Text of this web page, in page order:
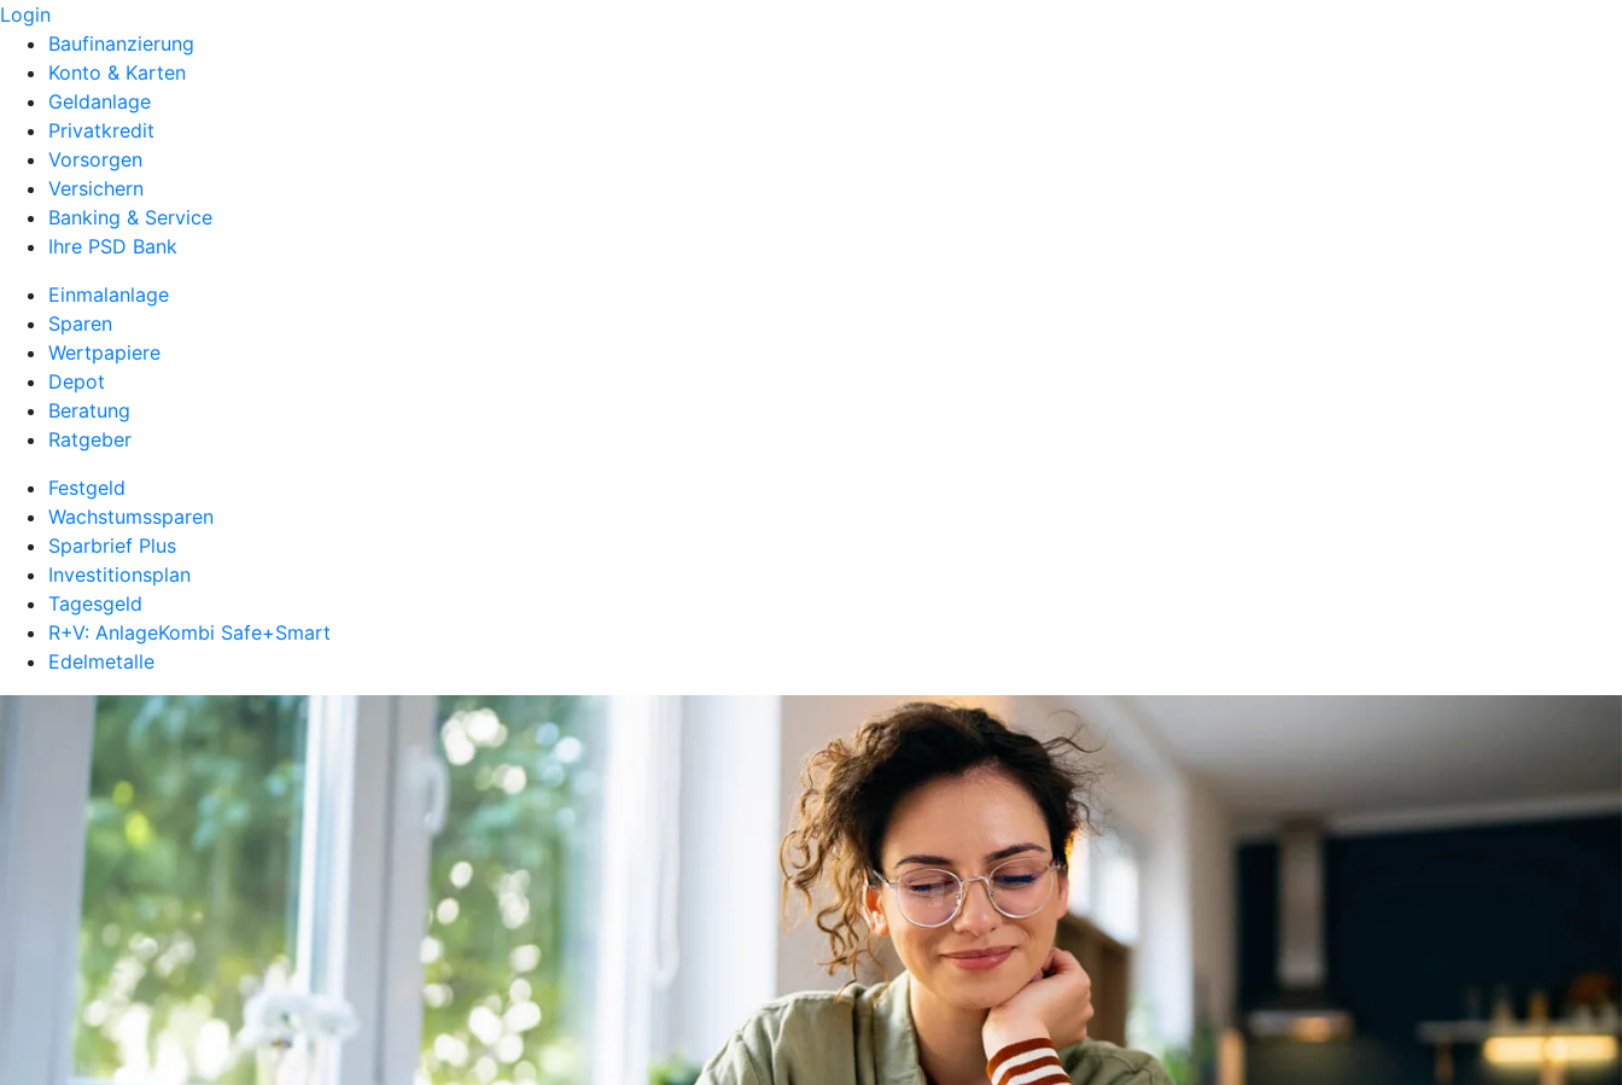
Login
Baufinanzierung
Konto & Karten
Geldanlage
Privatkredit
Vorsorgen
Versichern
Banking & Service
Ihre PSD Bank
Einmalanlage
Sparen
Wertpapiere
Depot
Beratung
Ratgeber
Festgeld
Wachstumssparen
Sparbrief Plus
Investitionsplan
Tagesgeld
R+V: AnlageKombi Safe+Smart
Edelmetalle